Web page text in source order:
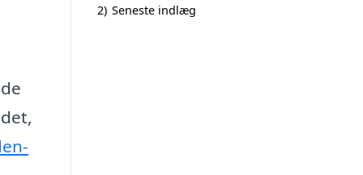
2) Seneste indlæg